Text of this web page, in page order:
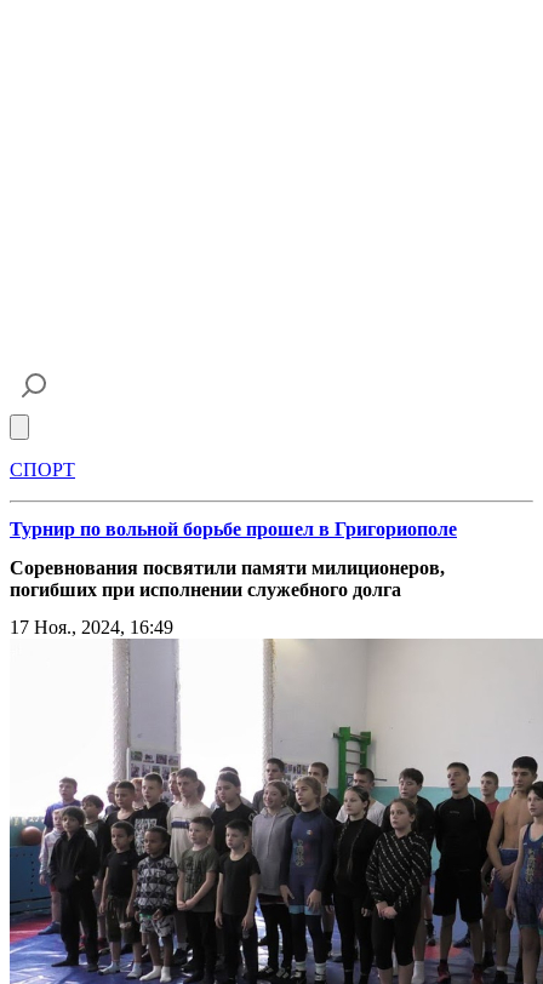
СПОРТ
Турнир по вольной борьбе прошел в Григориополе
Соревнования посвятили памяти милиционеров,
погибших при исполнении служебного долга
17 Ноя., 2024, 16:49